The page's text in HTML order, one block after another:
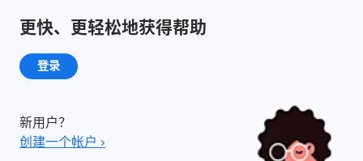
更快、更轻松地获得帮助
登录
新用户？
创建一个帐户 ›